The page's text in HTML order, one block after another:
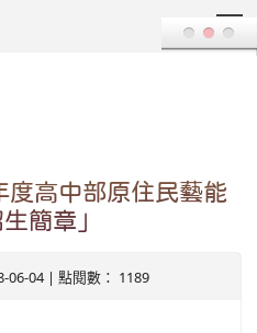
高中部原住民藝能
簡章」
06-04 | 點閱數： 1189